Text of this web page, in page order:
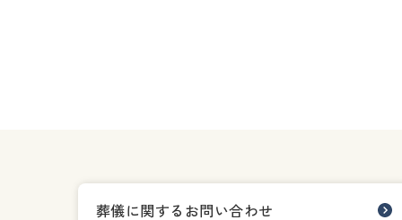
葬儀に関するお問い合わせ